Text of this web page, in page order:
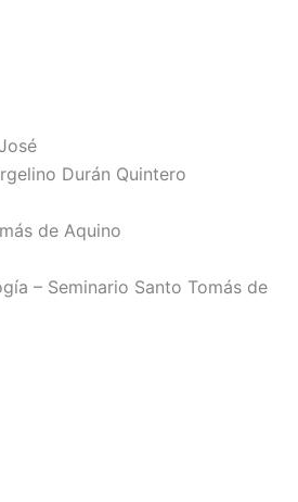
Durán Quintero
de Aquino
– Seminario Santo Tomás de